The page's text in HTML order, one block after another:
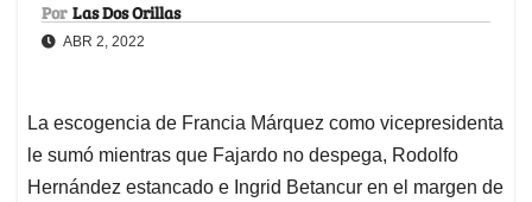
Por Las Dos Orillas
ABR 2, 2022
La escogencia de Francia Márquez como vicepresidenta
le sumó mientras que Fajardo no despega, Rodolfo
Hernández estancado e Ingrid Betancur en el margen de